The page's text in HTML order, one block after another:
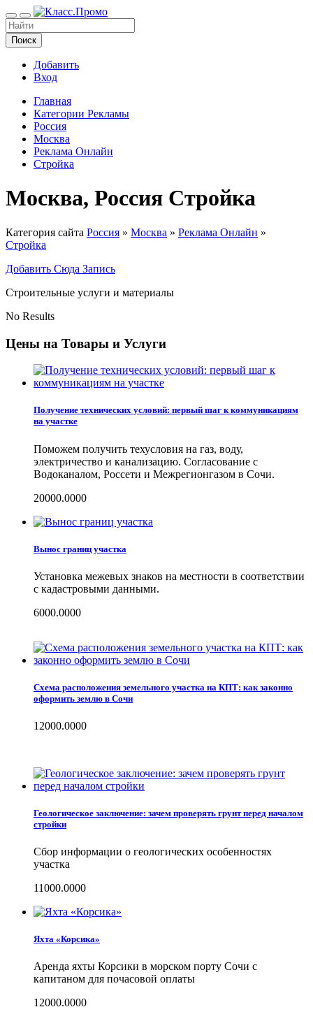
Поиск
Добавить
Вход
Главная
Категории Рекламы
Россия
Москва
Реклама Онлайн
Стройка
Москва, Россия Стройка
Категория сайта Россия » Москва » Реклама Онлайн »
Стройка
Добавить Сюда Запись
Строительные услуги и материалы
No Results
Цены на Товары и Услуги
Получение технических условий: первый шаг к коммуникациям
на участке
Поможем получить техусловия на газ, воду,
электричество и канализацию. Согласование с
Водоканалом, Россети и Межрегионгазом в Сочи.
20000.0000
Вынос границ участка
Установка межевых знаков на местности в соответствии
с кадастровыми данными.
6000.0000
Схема расположения земельного участка на КПТ: как законно
оформить землю в Сочи
12000.0000
Геологическое заключение: зачем проверять грунт перед началом
стройки
Сбор информации о геологических особенностях
участка
11000.0000
Яхта «Корсика»
Аренда яхты Корсики в морском порту Сочи с
капитаном для почасовой оплаты
12000.0000